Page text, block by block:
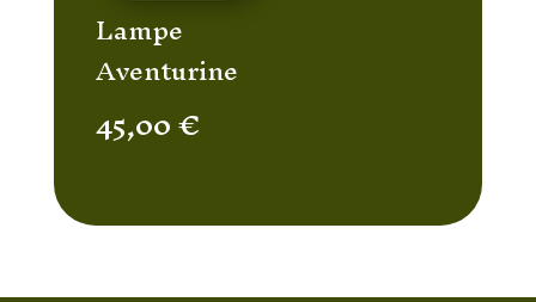
Lampe
Aventurine
45,00€